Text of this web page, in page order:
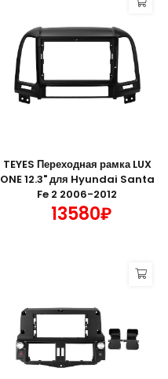
TEYES Переходная рамка LUX
ONE 12.3" для Hyundai Santa
Fe 2 2006-2012
13580₽